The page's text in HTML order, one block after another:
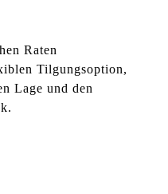
Raten
Tilgungsoption,
Lage und den